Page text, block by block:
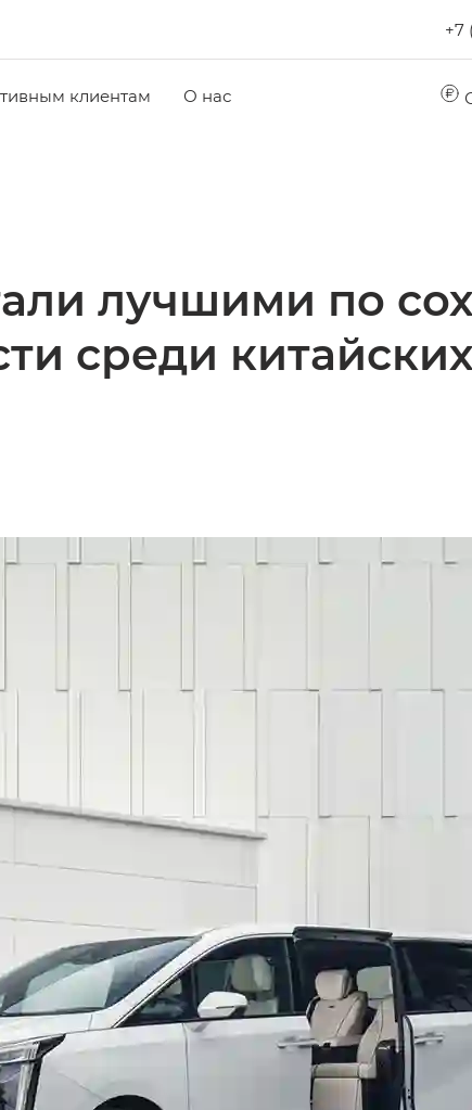
+7
клиентам О нас
лучшими по
среди